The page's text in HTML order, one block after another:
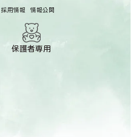
採用情報 情報公開
保護者専用